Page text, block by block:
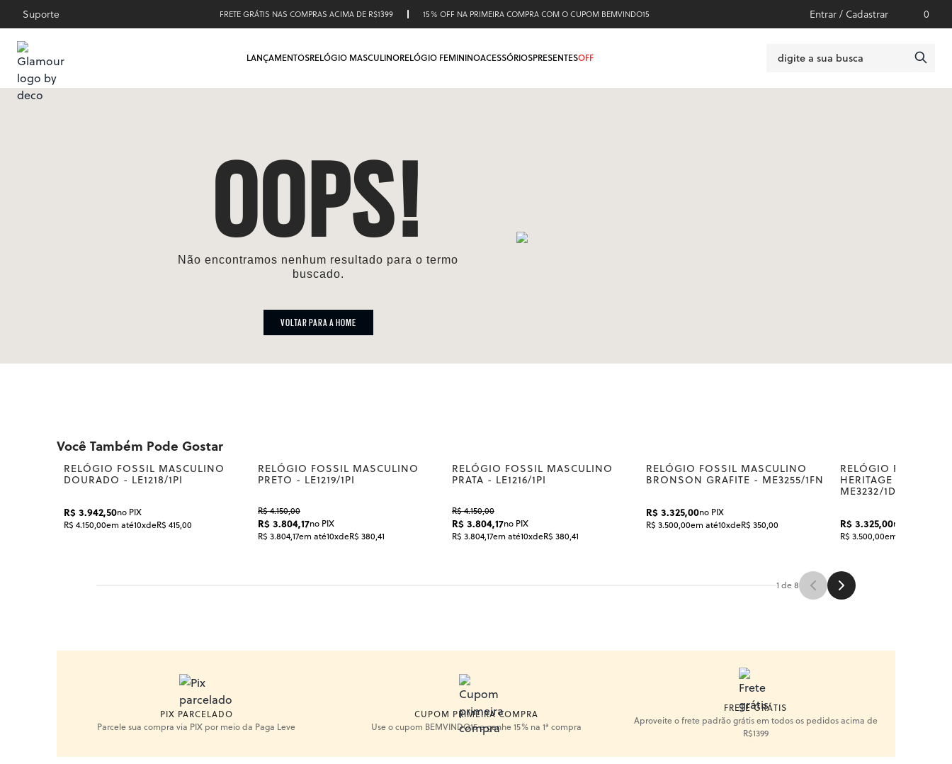
Suporte FRETE GRÁTIS NAS COMPRAS ACIMA DE R$1399 15% OFF NA PRIMEIRA COMPRA COM O CUPOM BEMVINDO15 Entrar / Cadastrar 0
LANÇAMENTOSRELÓGIO MASCULINORELÓGIO FEMININOACESSÓRIOSPRESENTESOFF
OOPS!
Não encontramos nenhum resultado para o termo
buscado.
VOLTAR PARA A HOME
Você Também Pode Gostar
RELÓGIO FOSSIL MASCULINO
DOURADO - LE1218/1PI
R$ 3.942,50no PIX
R$ 4.150,00em até10xdeR$ 415,00
8%
RELÓGIO FOSSIL MASCULINO
PRETO - LE1219/1PI
R$ 4.150,00
R$ 3.804,17no PIX
R$ 3.804,17em até10xdeR$ 380,41
8%
RELÓGIO FOSSIL MASCULINO
PRATA - LE1216/1PI
R$ 4.150,00
R$ 3.804,17no PIX
R$ 3.804,17em até10xdeR$ 380,41
RELÓGIO FOSSIL MASCULINO
BRONSON GRAFITE - ME3255/1FN
R$ 3.325,00no PIX
R$ 3.500,00em até10xdeR$ 350,00
RELÓGIO FOSSIL
HERITAGE
ME3232/1DN
R$ 3.325,00no PIX
R$ 3.500,00em até
1 de 8
PIX PARCELADO
Parcele sua compra via PIX por meio da Paga Leve
CUPOM PRIMEIRA COMPRA
Use o cupom BEMVINDO15 e ganhe 15% na 1ª compra
FRETE GRÁTIS
Aproveite o frete padrão grátis em todos os pedidos acima de
R$1399